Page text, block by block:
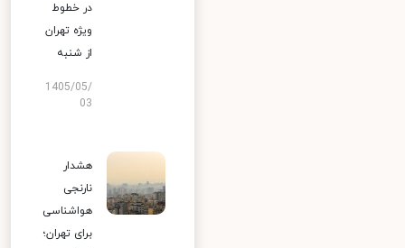
در خطوط
ویژه تهران
از شنبه
1405/05/
03
هشدار
نارنجی
هواشناسی
برای تهران؛